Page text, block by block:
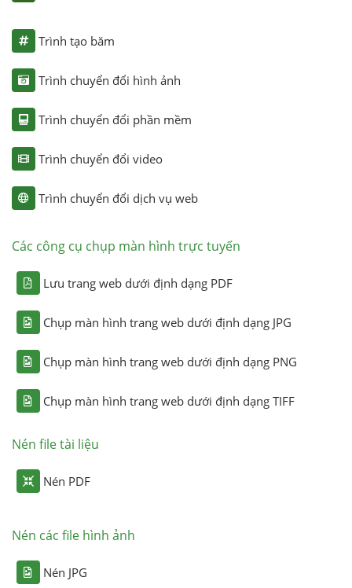
Trình tạo băm
Trình chuyển đổi hình ảnh
Trình chuyển đổi phần mềm
Trình chuyển đổi video
Trình chuyển đổi dịch vụ web
Các công cụ chụp màn hình trực tuyến
Lưu trang web dưới định dạng PDF
Chụp màn hình trang web dưới định dạng JPG
Chụp màn hình trang web dưới định dạng PNG
Chụp màn hình trang web dưới định dạng TIFF
Nén file tài liệu
Nén PDF
Nén các file hình ảnh
Nén JPG